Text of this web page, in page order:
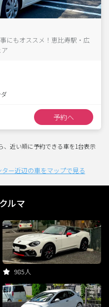
にもオススメ！恵比寿駅・広
予約へ
、近い順に予約できる車を1台表示
ー近辺の車をマップで見る
ルマ
985人